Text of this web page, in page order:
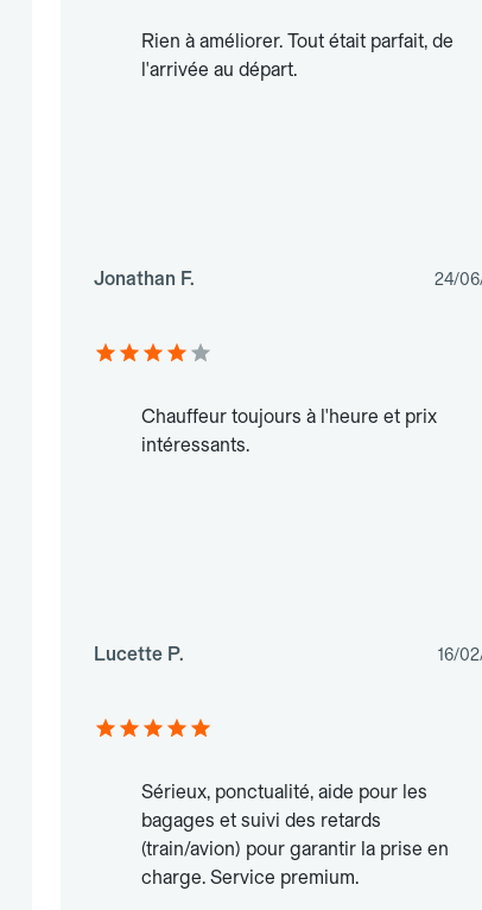
Rien à améliorer. Tout était parfait, de
l'arrivée au départ.
Jonathan F. 24/
Chauffeur toujours à l'heure et prix
intéressants.
Lucette P. 16/
Sérieux, ponctualité, aide pour les
bagages et suivi des retards
(train/avion) pour garantir la prise en
charge. Service premium.